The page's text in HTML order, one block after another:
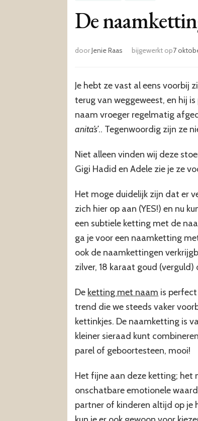
De
doorJenie Raas bijgewerkt op7
Je hebt ze vast al eens voorbij
terug van weggeweest, en hij
naam vroeger regelmatig
anita’s’.. Tegenwoordig zijn ze
Niet alleen vinden wij deze
Gigi Hadid en Adele zie je ze
Het moge duidelijk zijn dat er
zich hier op aan (YES!) en nu
een subtiele ketting met de
ga je voor een naamketting
ook de naamkettingen
zilver, 18 karaat goud
De ketting met naam is
trend die we steeds vaker
kettinkjes. De naamketting is
kleiner sieraad kunt
parel of geboortesteen, mooi!
Het fijne aan deze ketting; het
onschatbare emotionele
partner of kinderen altijd op je